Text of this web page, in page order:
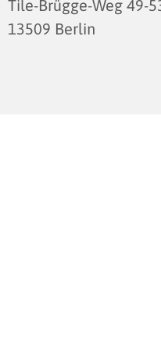
Tile-Brügge-Weg 49-
13509 Berlin